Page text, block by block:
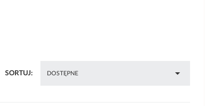
SORTUJ: DOSTĘPNE 